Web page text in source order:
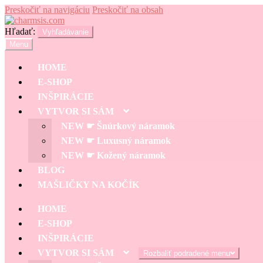
Preskočiť na navigáciu Preskočiť na obsah
Hľadať:
Vyhľadávanie
Menu
HOME
E-SHOP
INŠPIRÁCIE
VYTVOR SI SÁM
NEW ☛ Šnúrkový náramok
NEW ☛ Luxusný náramok
NEW ☛ Kožený náramok
BLOG
MAŠLIČKY NA KOČÍK
HOME
E-SHOP
INŠPIRÁCIE
VYTVOR SI SÁM
Rozbaliť podradené menu